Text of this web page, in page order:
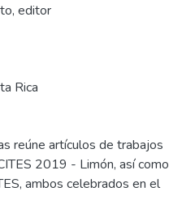
editor
Rica
reúne artículos de trabajos
2019 - Limón, así como
ambos celebrados en el